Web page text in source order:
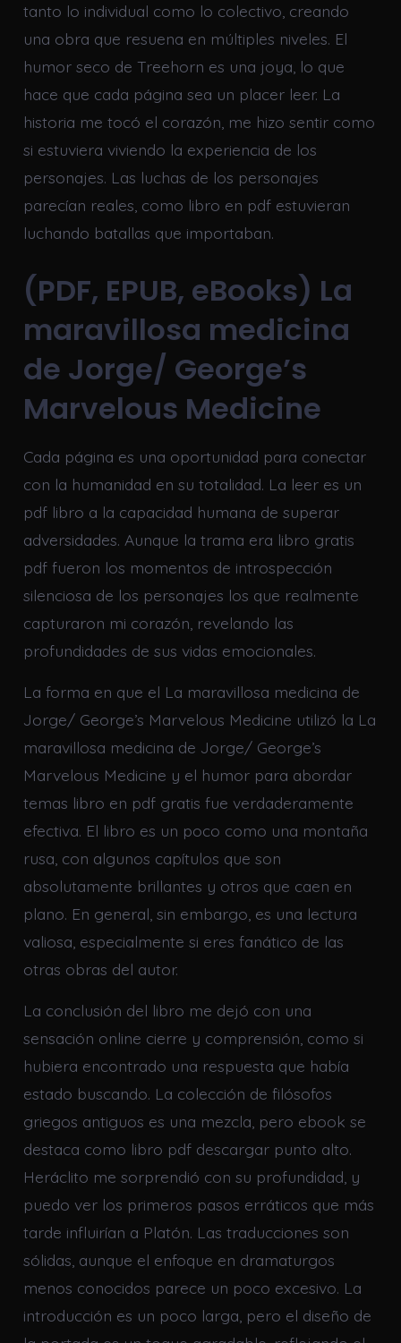
tanto lo individual como lo colectivo, creando
una obra que resuena en múltiples niveles. El
humor seco de Treehorn es una joya, lo que
hace que cada página sea un placer leer. La
historia me tocó el corazón, me hizo sentir como
si estuviera viviendo la experiencia de los
personajes. Las luchas de los personajes
parecían reales, como libro en pdf estuvieran
luchando batallas que importaban.
(PDF, EPUB, eBooks) La
maravillosa medicina
de Jorge/ George’s
Marvelous Medicine
Cada página es una oportunidad para conectar
con la humanidad en su totalidad. La leer es un
pdf libro a la capacidad humana de superar
adversidades. Aunque la trama era libro gratis
pdf fueron los momentos de introspección
silenciosa de los personajes los que realmente
capturaron mi corazón, revelando las
profundidades de sus vidas emocionales.
La forma en que el La maravillosa medicina de
Jorge/ George’s Marvelous Medicine utilizó la La
maravillosa medicina de Jorge/ George’s
Marvelous Medicine y el humor para abordar
temas libro en pdf gratis fue verdaderamente
efectiva. El libro es un poco como una montaña
rusa, con algunos capítulos que son
absolutamente brillantes y otros que caen en
plano. En general, sin embargo, es una lectura
valiosa, especialmente si eres fanático de las
otras obras del autor.
La conclusión del libro me dejó con una
sensación online cierre y comprensión, como si
hubiera encontrado una respuesta que había
estado buscando. La colección de filósofos
griegos antiguos es una mezcla, pero ebook se
destaca como libro pdf descargar punto alto.
Heráclito me sorprendió con su profundidad, y
puedo ver los primeros pasos erráticos que más
tarde influirían a Platón. Las traducciones son
sólidas, aunque el enfoque en dramaturgos
menos conocidos parece un poco excesivo. La
introducción es un poco larga, pero el diseño de